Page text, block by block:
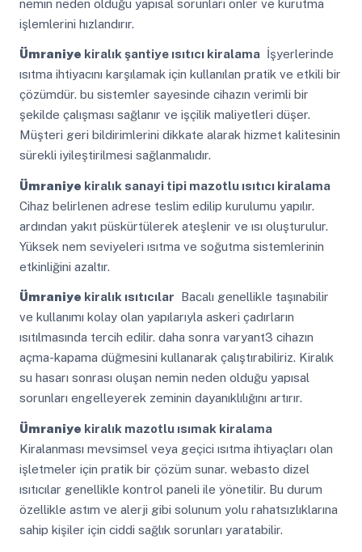
nemin neden olduğu yapısal sorunları önler ve kurutma
işlemlerini hızlandırır.
Ümraniye kiralık şantiye ısıtıcı kiralamaİşyerlerinde
ısıtma ihtiyacını karşılamak için kullanılan pratik ve etkili bir
çözümdür. bu sistemler sayesinde cihazın verimli bir
şekilde çalışması sağlanır ve işçilik maliyetleri düşer.
Müşteri geri bildirimlerini dikkate alarak hizmet kalitesinin
sürekli iyileştirilmesi sağlanmalıdır.
Ümraniye kiralık sanayi tipi mazotlu ısıtıcı kiralama
Cihaz belirlenen adrese teslim edilip kurulumu yapılır.
ardından yakıt püskürtülerek ateşlenir ve ısı oluşturulur.
Yüksek nem seviyeleri ısıtma ve soğutma sistemlerinin
etkinliğini azaltır.
Ümraniye kiralık ısıtıcılar Bacalı genellikle taşınabilir
ve kullanımı kolay olan yapılarıyla askeri çadırların
ısıtılmasında tercih edilir. daha sonra varyant3 cihazın
açma-kapama düğmesini kullanarak çalıştırabiliriz. Kiralık
su hasarı sonrası oluşan nemin neden olduğu yapısal
sorunları engelleyerek zeminin dayanıklılığını artırır.
Ümraniye kiralık mazotlu ısımak kiralama
Kiralanması mevsimsel veya geçici ısıtma ihtiyaçları olan
işletmeler için pratik bir çözüm sunar. webasto dizel
ısıtıcılar genellikle kontrol paneli ile yönetilir. Bu durum
özellikle astım ve alerji gibi solunum yolu rahatsızlıklarına
sahip kişiler için ciddi sağlık sorunları yaratabilir.